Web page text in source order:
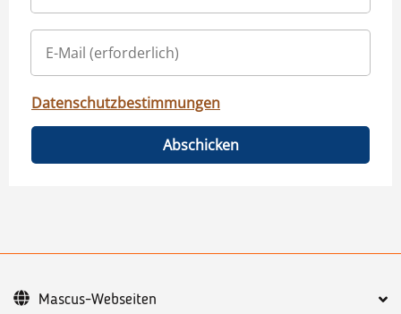
Datenschutzbestimmungen
Abschicken
Mascus-Webseiten